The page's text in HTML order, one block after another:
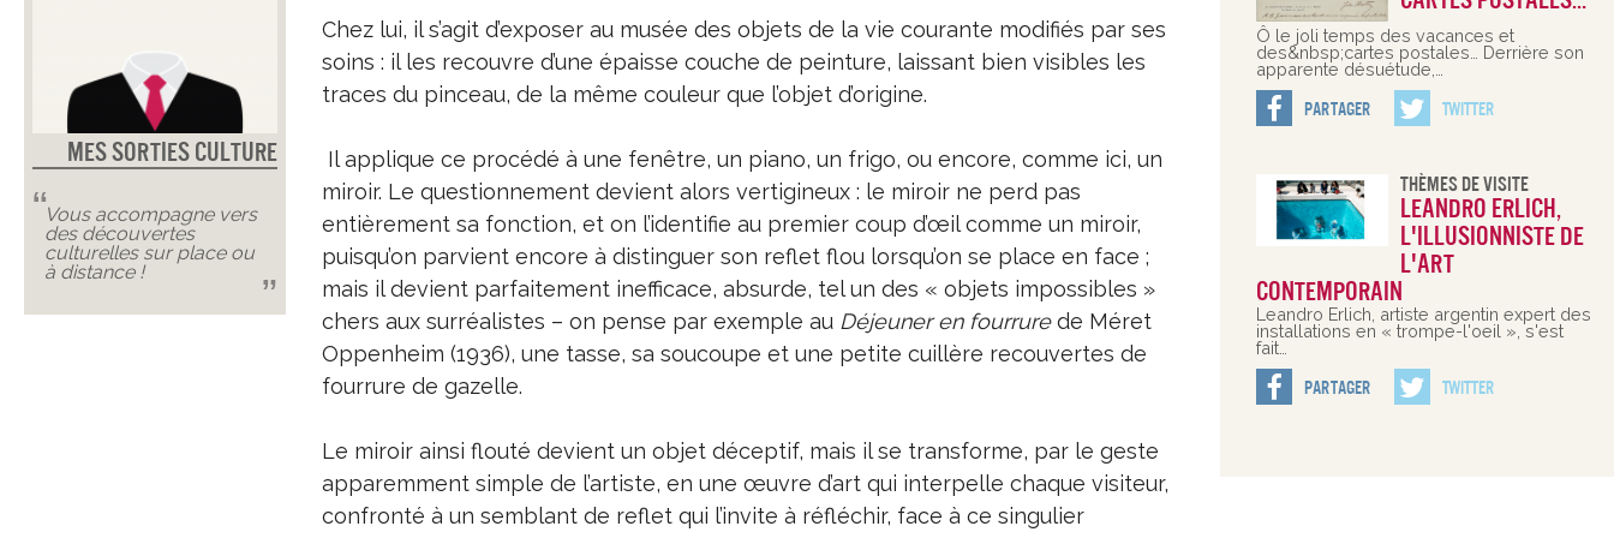
Mes Sorties Culture
Vous accompagne vers
des découvertes
culturelles sur place ou
à distance !
Chez lui, il s’agit d’exposer au musée des objets de la vie courante modifiés par ses
soins : il les recouvre d’une épaisse couche de peinture, laissant bien visibles les
traces du pinceau, de la même couleur que l’objet d’origine.
Il applique ce procédé à une fenêtre, un piano, un frigo, ou encore, comme ici, un
miroir. Le questionnement devient alors vertigineux : le miroir ne perd pas
entièrement sa fonction, et on l’identifie au premier coup d’œil comme un miroir,
puisqu’on parvient encore à distinguer son reflet flou lorsqu’on se place en face ;
mais il devient parfaitement inefficace, absurde, tel un des « objets impossibles »
chers aux surréalistes – on pense par exemple au Déjeuner en fourrurede Méret
Oppenheim (1936), une tasse, sa soucoupe et une petite cuillère recouvertes de
fourrure de gazelle.
Le miroir ainsi flouté devient un objet déceptif, mais il se transforme, par le geste
apparemment simple de l’artiste, en une œuvre d’art qui interpelle chaque visiteur,
confronté à un semblant de reflet qui l’invite à réfléchir, face à ce singulier
Ô le joli temps des vacances et
des&nbsp;cartes postales… Derrière son
apparente désuétude,…
Partager Twitter
Thèmes De Visite
Leandro Erlich,
l'illusionniste de
l'art
contemporain
Leandro Erlich, artiste argentin expert des
installations en « trompe-l'oeil », s'est
fait…
Partager Twitter